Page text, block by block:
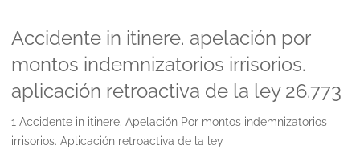
intereses
la
de
inconstitucionalidad
presentada
Accidente in itinere. apelación por
montos indemnizatorios irrisorios.
aplicación retroactiva de la ley 26.773
1 Accidente in itinere. Apelación Por montos indemnizatorios
irrisorios. Aplicación retroactiva de la ley